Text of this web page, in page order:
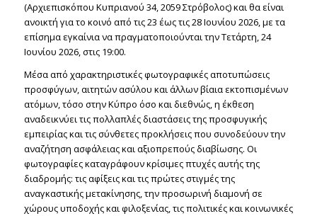
(Αρχιεπισκόπου Κυπριανού 34, 2059 Στρόβολος) και θα είναι
ανοικτή για το κοινό από τις 23 έως τις 28 Ιουνίου 2026, με τα
επίσημα εγκαίνια να πραγματοποιούνται την Τετάρτη, 24
Ιουνίου 2026, στις 19:00.
Μέσα από χαρακτηριστικές φωτογραφικές αποτυπώσεις
προσφύγων, αιτητών ασύλου και άλλων βίαια εκτοπισμένων
ατόμων, τόσο στην Κύπρο όσο και διεθνώς, η έκθεση
αναδεικνύει τις πολλαπλές διαστάσεις της προσφυγικής
εμπειρίας και τις σύνθετες προκλήσεις που συνοδεύουν την
αναζήτηση ασφάλειας και αξιοπρεπούς διαβίωσης. Οι
φωτογραφίες καταγράφουν κρίσιμες πτυχές αυτής της
διαδρομής: τις αφίξεις και τις πρώτες στιγμές της
αναγκαστικής μετακίνησης, την προσωρινή διαμονή σε
χώρους υποδοχής και φιλοξενίας, τις πολιτικές και κοινωνικές